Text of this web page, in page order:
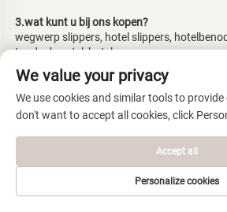
3.wat kunt u bij ons kopen?
wegwerp slippers, hotel slippers,
tandenborstel, hotel zeep
4. waarom moet u bij ons kopen en niet bij
Onze fabriek produceert al 20 jaar wegwerp
luchtvaartmaatschappijen en spoorwegen.
grootste klant is gevestigd in Japan. Onze
5. welke diensten kunnen we bieden?
We value your privacy
We use cookies and similar tools to
don't want to accept all cookies, click
Personalize cookies
Accept all